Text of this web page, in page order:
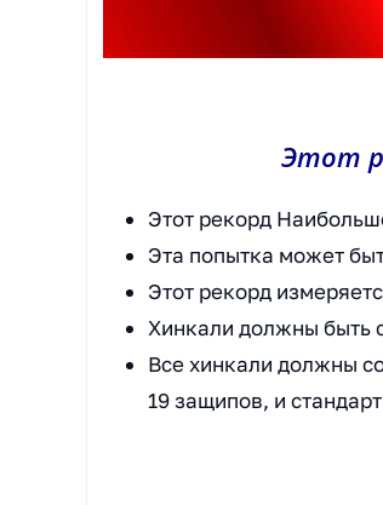
Этот
Этот рекорд
Эта попытка может
Этот рекорд
Хинкали должны быть
Все хинкали должны
19 защипов, и